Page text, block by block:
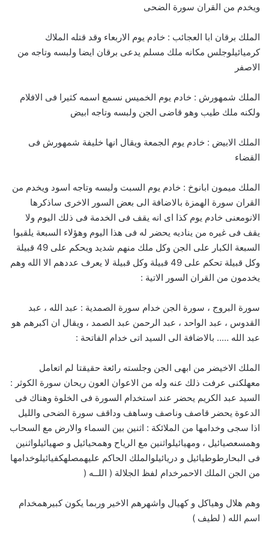
ويخدم من القران سورة الضحى
الملك برقان ابا العجائب : خادم يوم الاربعاء وقد قتله الملاك
كرميائيلوجلس مكانه ملك مسلم يدعى برقان ايضا ولبسه وتاجه من
الاصفر
الملك شمهورش : خادم يوم الخميس نسمع اسمه كثيرا فى الافلام
ولكنه ملك طيب وهو قاضى الجن ولبسه وتاجه ابيض
الملك الابيض : خادم يوم الجمعة ويقال انها خليفة شمهورش فى
القضاء
الملك ميمون ابانوخ : خادم يوم السبت ولبسه وتاجه اسود ويخدم من
القران سورة الهمزة بالاضافة الى بعض السور الاخرى ساذكرها
الانومعنى خادم يوم كذا اى انه يقف فى الخدمة فى ذلك اليوم ولا
يقف فى غيره من يناديه يحضر له فى هذا اليوم وهؤلاء السبعة يلقبوا
السبعة الكبار على الجن وكل ملك منهم شديد ويحكم على 49 قبيلة
وكل قبيلة تحكم على 49 قبيلة وكل قبيلة لا يعرف عددهم الا الله وهم
يخدمون من القران السور الاتية :
سورة البروج ، سورة الجن خدام سورة الصمدية : عبد الله ، عبد
القدوس ، عبد الواحد ، عبد الرحمن عبد الصمد ، ويقال ان اكبرهم هو
عبد الله ….. بالاضافة الى السيد اتى خدام الفاتحة :
الملك الاخيضر من ابهى الجن وجلسته رائعة حقيقتا لم اتعامل
معهلكنى عرفت ذلك عنه وله من الاعوان العون ريحان سورة الكوثر :
السيد عبد الكريم يحضر عند استخدام السورة فى الخلوة وهناك فى
الدعوة يحضر قاصف وناصف وساهف وداقف سورة الضحى والليل
اذا سجى وخدامها من الملائكة : اثنين بين السماء والارض مع السحاب
وهمسعصيائيل ، ومهيائيلواثنين مع الرياح وهمحيائيل و صهيائيلواثنين
فى البحارطوطيائيل و دريائيلوالملك الحاكم عليهمصلهكفيائيلوخدامها
من الجن الملك الاحمرخدام لفظ الجلالة ( اللــه (
وهم هلال وهياكل و كهيال واشهرهم الاخير وربما يكون كبيرهمخدام
اسم الله ( لطيف )